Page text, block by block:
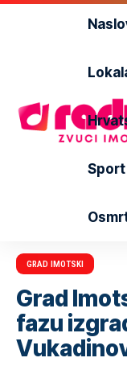
Sport
GRAD IMOTSKI
Grad
fazu